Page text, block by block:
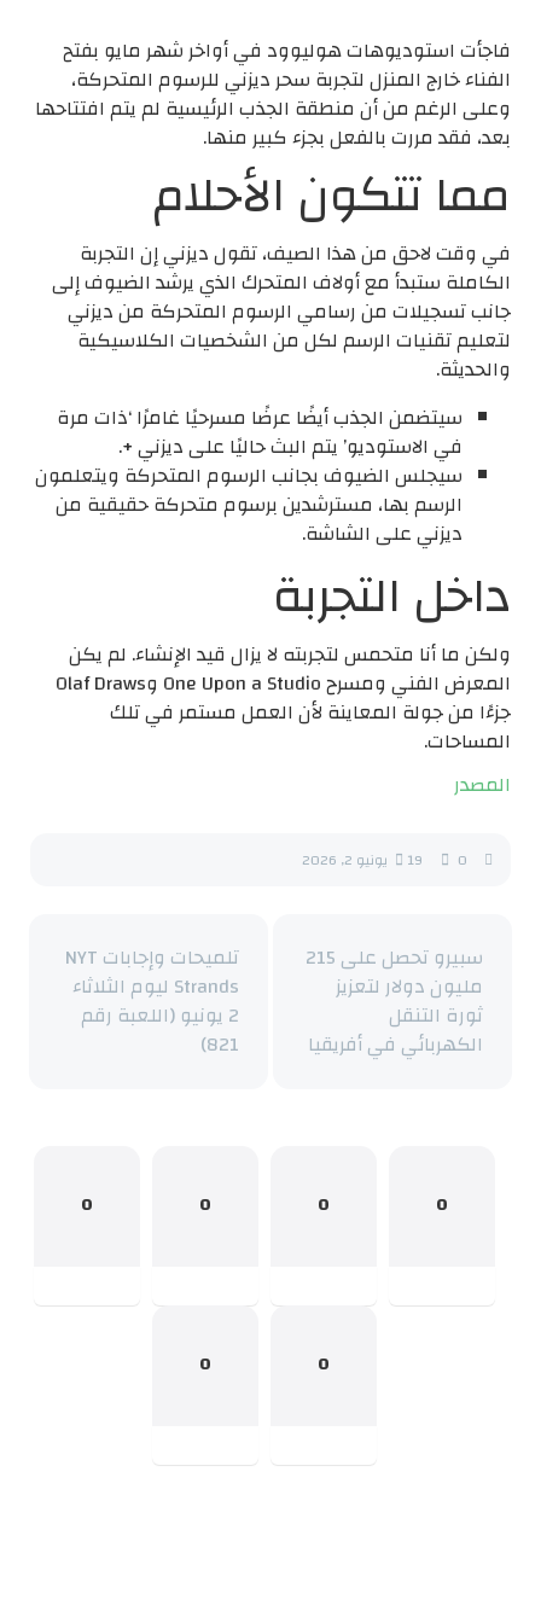
فاجأت استوديوهات هوليوود في أواخر شهر مايو بفتح
الفناء خارج المنزل لتجربة سحر ديزني للرسوم المتحركة،
وعلى الرغم من أن منطقة الجذب الرئيسية لم يتم افتتاحها
بعد، فقد مررت بالفعل بجزء كبير منها.
مما تتكون الأحلام
في وقت لاحق من هذا الصيف، تقول ديزني إن التجربة
الكاملة ستبدأ مع أولاف المتحرك الذي يرشد الضيوف إلى
جانب تسجيلات من رسامي الرسوم المتحركة من ديزني
لتعليم تقنيات الرسم لكل من الشخصيات الكلاسيكية
والحديثة.
سيتضمن الجذب أيضًا عرضًا مسرحيًا غامرًا ‘ذات مرة
في الاستوديو’ يتم البث حاليًا على ديزني +.
سيجلس الضيوف بجانب الرسوم المتحركة ويتعلمون
الرسم بها، مسترشدين برسوم متحركة حقيقية من
ديزني على الشاشة.
داخل التجربة
ولكن ما أنا متحمس لتجربته لا يزال قيد الإنشاء. لم يكن
المعرض الفني ومسرح One Upon a Studio وOlaf Draws
جزءًا من جولة المعاينة لأن العمل مستمر في تلك
المساحات.
المصدر
19 0 يونيو 2, 2026
تلميحات وإجابات NYT
Strands ليوم الثلاثاء
2 يونيو (اللعبة رقم
821)
سبيرو تحصل على 215
مليون دولار لتعزيز
ثورة التنقل
الكهربائي في أفريقيا
0
0
0
0
0
0